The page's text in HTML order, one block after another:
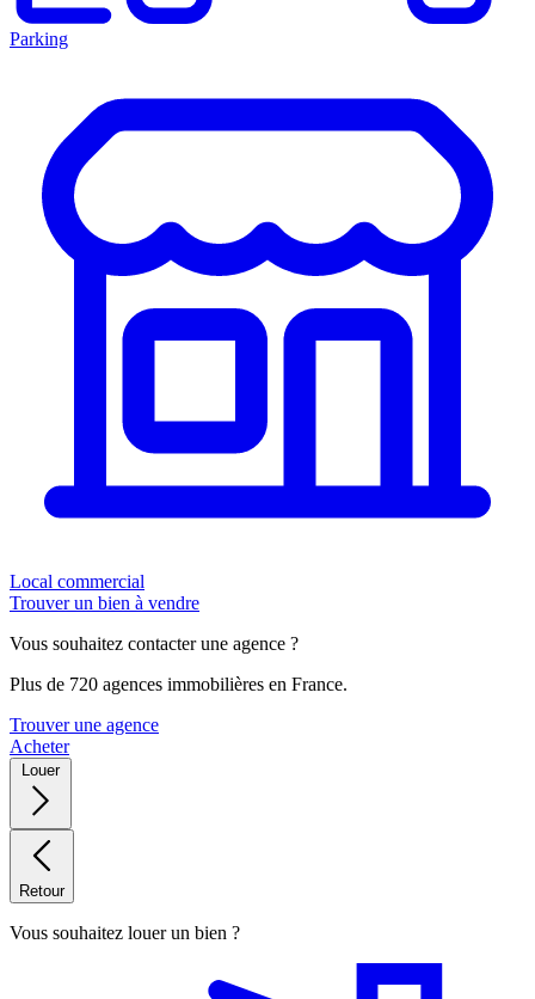
Parking
Local commercial
Trouver un bien à vendre
Vous souhaitez contacter une agence ?
Plus de 720 agences immobilières en France.
Trouver une agence
Acheter
Louer
Retour
Vous souhaitez louer un bien ?